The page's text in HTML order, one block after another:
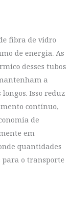
fibra de vidro
de energia. As
desses tubos
a
Isso reduz
contínuo,
de
em
quantidades
para o transporte